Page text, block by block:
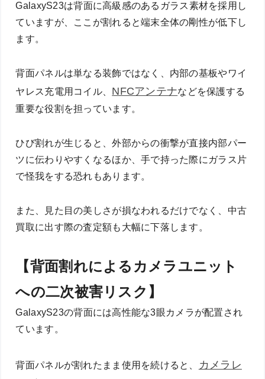
GalaxyS23は背面に高級感のあるガラス素材を採用し
ていますが、ここが割れると端末全体の剛性が低下し
ます。
背面パネルは単なる装飾ではなく、内部の基板やワイ
ヤレス充電用コイル、 NFCアンテナなどを保護する
重要な役割を担っています。
ひび割れが生じると、外部からの衝撃が直接内部パー
ツに伝わりやすくなるほか、手で持った際にガラス片
で怪我をする恐れもあります。
また、見た目の美しさが損なわれるだけでなく、中古
買取に出す際の査定額も大幅に下落します。
【背面割れによるカメラユニット
への二次被害リスク】
GalaxyS23の背面には高性能な3眼カメラが配置され
ています。
背面パネルが割れたまま使用を続けると、
カメラレ